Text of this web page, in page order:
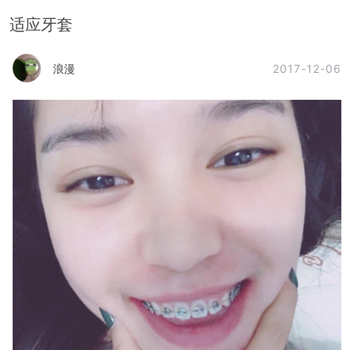
适应牙套
浪漫 2017-12-06